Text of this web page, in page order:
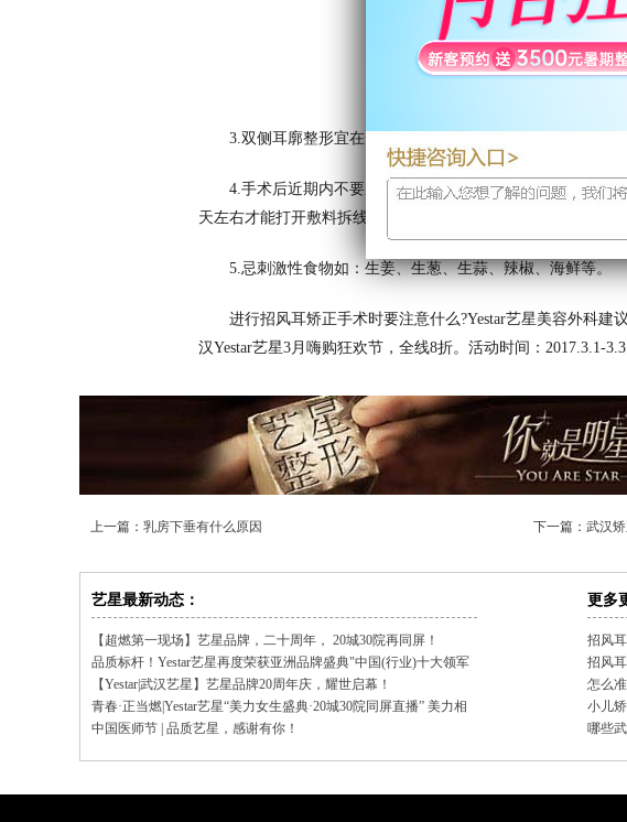
3.双侧耳廓整形宜在一次手术中完成。
4.手术后近期内不要压迫，撞击耳部，以免缝线断裂。一
天左右才能打开敷料拆线。
5.忌刺激性食物如：生姜、生葱、生蒜、辣椒、海鲜等。
进行招风耳矫正手术时要注意什么?Yestar艺星美容外科建
汉Yestar艺星3月嗨购狂欢节，全线8折。活动时间：2017.3.1-
上一篇： 乳房下垂有什么原因 下一篇： 武汉
艺星最新动态：
【超燃第一现场】艺星品牌，二十周年， 20城30院再同屏！
品质标杆！Yestar艺星再度荣获亚洲品牌盛典"中国(行业)十大领军
品牌"
【Yestar|武汉艺星】艺星品牌20周年庆，耀世启幕！
青春·正当燃|Yestar艺星“美力女生盛典·20城30院同屏直播” 美力相
聚，品质同行！
中国医师节 | 品质艺星，感谢有你！
更多
招风
招风
怎么
小儿
哪些